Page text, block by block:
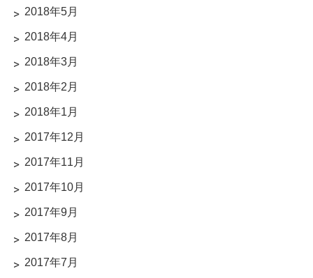
2018年5月
2018年4月
2018年3月
2018年2月
2018年1月
2017年12月
2017年11月
2017年10月
2017年9月
2017年8月
2017年7月